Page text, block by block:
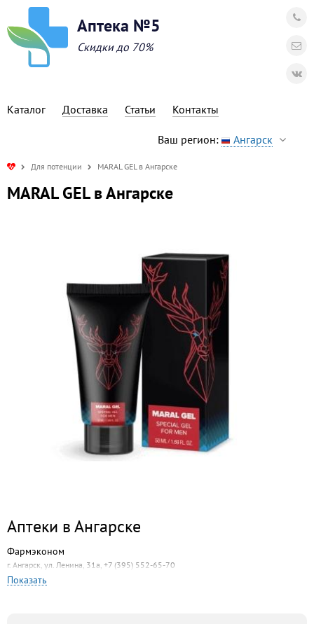
Аптека №5
Скидки до 70%
Каталог Доставка Статьи Контакты
Ваш регион: Ангарск
Для потенции MARAL GEL в Ангарске
MARAL GEL в Ангарске
Аптеки в Ангарске
Фармэконом
г. Ангарск, ул. Ленина, 31а, +7 (395) 552-65-70
Аптека № 88
Показать